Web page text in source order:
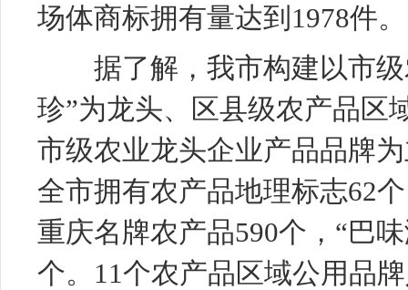
场体商标拥有量达到1978件。
据了解，我市构建以市级
珍”为龙头、区县级农产品区
市级农业龙头企业产品品牌
全市拥有农产品地理标志62
重庆名牌农产品590个，“巴
个。11个农产品区域公用品